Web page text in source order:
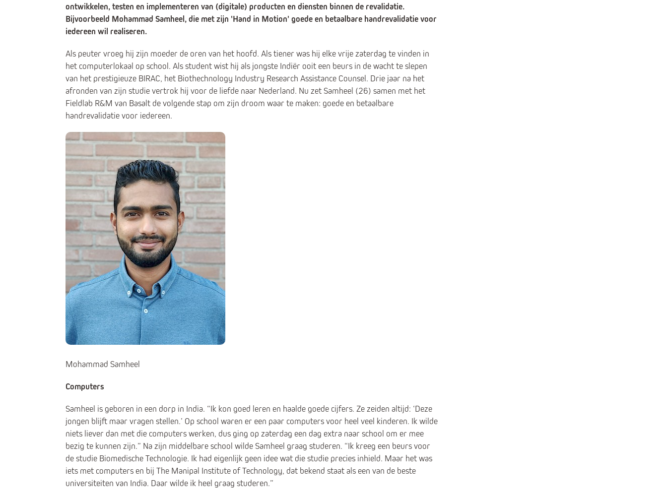
ontwikkelen, testen en implementeren van (digitale) producten en diensten binnen de revalidatie.
Bijvoorbeeld Mohammad Samheel, die met zijn 'Hand in Motion' goede en betaalbare handrevalidatie voor
iedereen wil realiseren.
Als peuter vroeg hij zijn moeder de oren van het hoofd. Als tiener was hij elke vrije zaterdag te vinden in
het computerlokaal op school. Als student wist hij als jongste Indiër ooit een beurs in de wacht te slepen
van het prestigieuze BIRAC, het Biothechnology Industry Research Assistance Counsel. Drie jaar na het
afronden van zijn studie vertrok hij voor de liefde naar Nederland. Nu zet Samheel (26) samen met het
Fieldlab R&M van Basalt de volgende stap om zijn droom waar te maken: goede en betaalbare
handrevalidatie voor iedereen.
Mohammad Samheel
Computers
Samheel is geboren in een dorp in India. “Ik kon goed leren en haalde goede cijfers. Ze zeiden altijd: ‘Deze
jongen blijft maar vragen stellen.’ Op school waren er een paar computers voor heel veel kinderen. Ik wilde
niets liever dan met die computers werken, dus ging op zaterdag een dag extra naar school om er mee
bezig te kunnen zijn.” Na zijn middelbare school wilde Samheel graag studeren. “Ik kreeg een beurs voor
de studie Biomedische Technologie. Ik had eigenlijk geen idee wat die studie precies inhield. Maar het was
iets met computers en bij The Manipal Institute of Technology, dat bekend staat als een van de beste
universiteiten van India. Daar wilde ik heel graag studeren.”